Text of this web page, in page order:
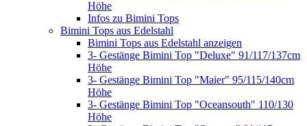
Höhe
Infos zu Bimini Tops
Bimini Tops aus Edelstahl
Bimini Tops aus Edelstahl anzeigen
3- Gestänge Bimini Top "Deluxe" 91/117/137cm
Höhe
3- Gestänge Bimini Top "Maier" 95/115/140cm
Höhe
3- Gestänge Bimini Top "Oceansouth" 110/130
Höhe